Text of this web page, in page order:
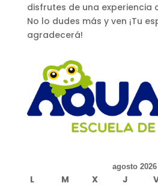
disfrutes de una experiencia
No lo dudes más y ven ¡Tu
agradecerá!
agosto 2026
L M X J